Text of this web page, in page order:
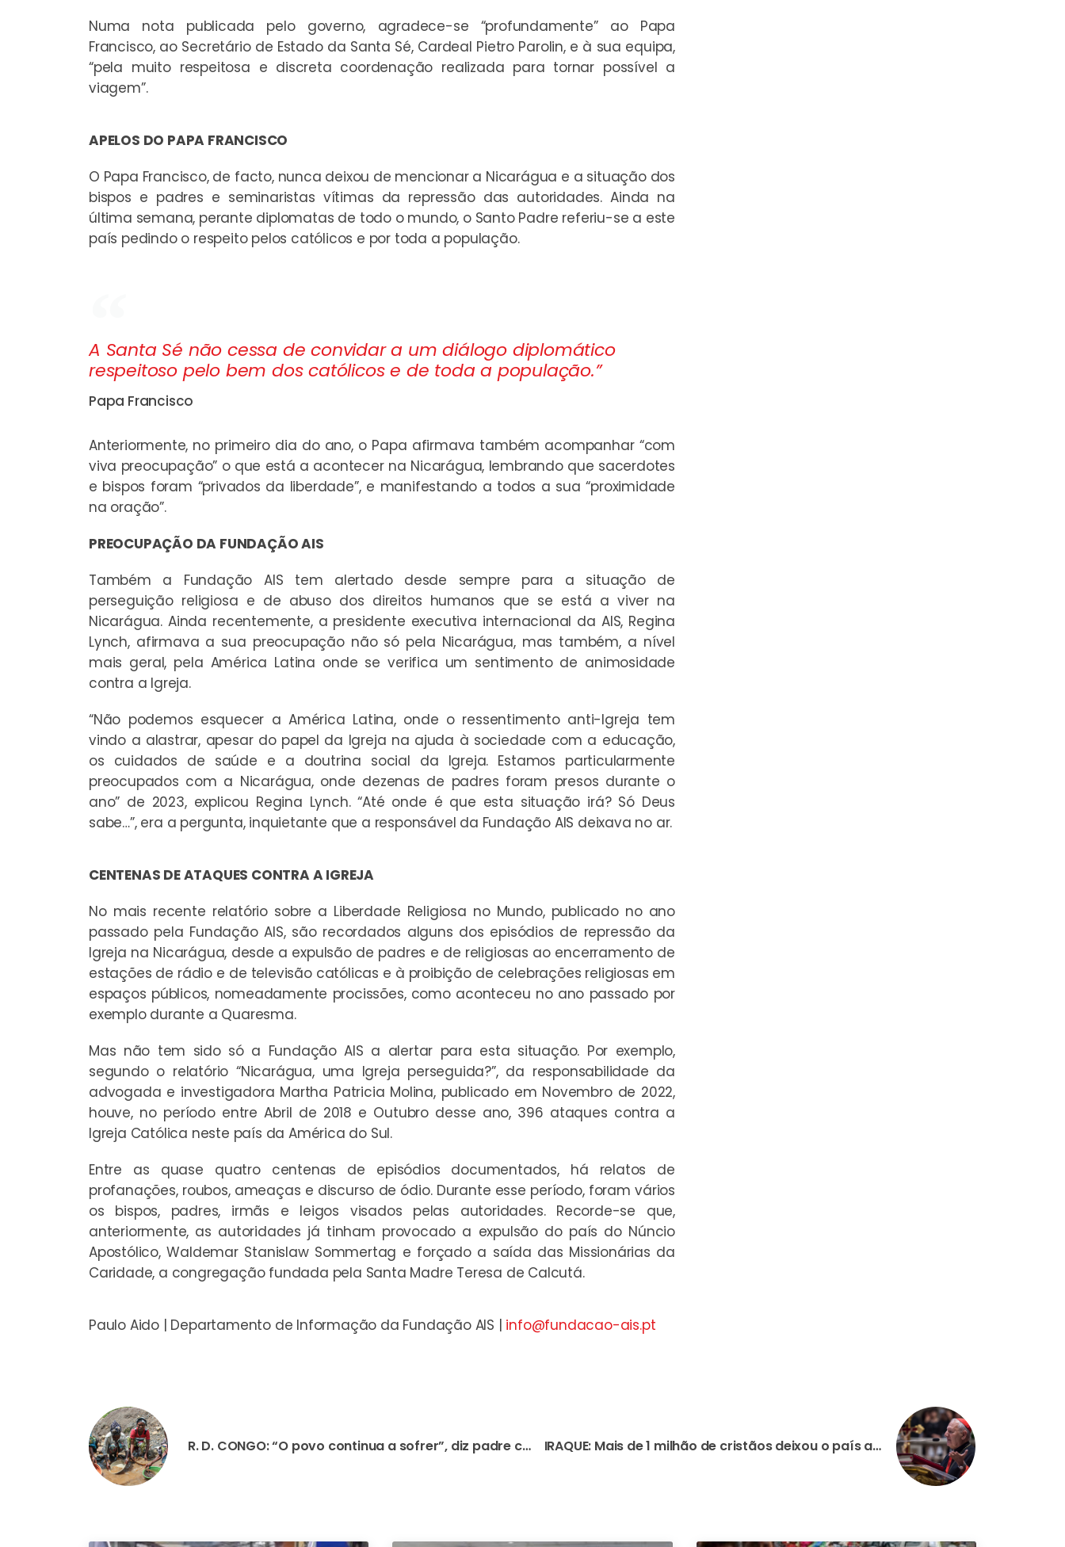
Numa nota publicada pelo governo, agradece-se “profundamente” ao Papa
Francisco, ao Secretário de Estado da Santa Sé, Cardeal Pietro Parolin, e à sua equipa,
“pela muito respeitosa e discreta coordenação realizada para tornar possível a
viagem”.
APELOS DO PAPA FRANCISCO
O Papa Francisco, de facto, nunca deixou de mencionar a Nicarágua e a situação dos
bispos e padres e seminaristas vítimas da repressão das autoridades. Ainda na
última semana, perante diplomatas de todo o mundo, o Santo Padre referiu-se a este
país pedindo o respeito pelos católicos e por toda a população.
A Santa Sé não cessa de convidar a um diálogo diplomático
respeitoso pelo bem dos católicos e de toda a população.”
Papa Francisco
Anteriormente, no primeiro dia do ano, o Papa afirmava também acompanhar “com
viva preocupação” o que está a acontecer na Nicarágua, lembrando que sacerdotes
e bispos foram “privados da liberdade”, e manifestando a todos a sua “proximidade
na oração”.
PREOCUPAÇÃO DA FUNDAÇÃO AIS
Também a Fundação AIS tem alertado desde sempre para a situação de
perseguição religiosa e de abuso dos direitos humanos que se está a viver na
Nicarágua. Ainda recentemente, a presidente executiva internacional da AIS, Regina
Lynch, afirmava a sua preocupação não só pela Nicarágua, mas também, a nível
mais geral, pela América Latina onde se verifica um sentimento de animosidade
contra a Igreja.
“Não podemos esquecer a América Latina, onde o ressentimento anti-Igreja tem
vindo a alastrar, apesar do papel da Igreja na ajuda à sociedade com a educação,
os cuidados de saúde e a doutrina social da Igreja. Estamos particularmente
preocupados com a Nicarágua, onde dezenas de padres foram presos durante o
ano” de 2023, explicou Regina Lynch. “Até onde é que esta situação irá? Só Deus
sabe…”, era a pergunta, inquietante que a responsável da Fundação AIS deixava no ar.
CENTENAS DE ATAQUES CONTRA A IGREJA
No mais recente relatório sobre a Liberdade Religiosa no Mundo, publicado no ano
passado pela Fundação AIS, são recordados alguns dos episódios de repressão da
Igreja na Nicarágua, desde a expulsão de padres e de religiosas ao encerramento de
estações de rádio e de televisão católicas e à proibição de celebrações religiosas em
espaços públicos, nomeadamente procissões, como aconteceu no ano passado por
exemplo durante a Quaresma.
Mas não tem sido só a Fundação AIS a alertar para esta situação. Por exemplo,
segundo o relatório “Nicarágua, uma Igreja perseguida?”, da responsabilidade da
advogada e investigadora Martha Patricia Molina, publicado em Novembro de 2022,
houve, no período entre Abril de 2018 e Outubro desse ano, 396 ataques contra a
Igreja Católica neste país da América do Sul.
Entre as quase quatro centenas de episódios documentados, há relatos de
profanações, roubos, ameaças e discurso de ódio. Durante esse período, foram vários
os bispos, padres, irmãs e leigos visados pelas autoridades. Recorde-se que,
anteriormente, as autoridades já tinham provocado a expulsão do país do Núncio
Apostólico, Waldemar Stanislaw Sommertag e forçado a saída das Missionárias da
Caridade, a congregação fundada pela Santa Madre Teresa de Calcutá.
Paulo Aido | Departamento de Informação da Fundação AIS | info@fundacao-ais.pt
R. D. CONGO: “O povo continua a sofrer”, diz padre comboniano sobre o Natal deste ano marcado pelas eleições IRAQUE: Mais de 1 milhão de cristãos deixou o país ao longo dos últimos vinte anos, alerta Patriarca Louis Sako